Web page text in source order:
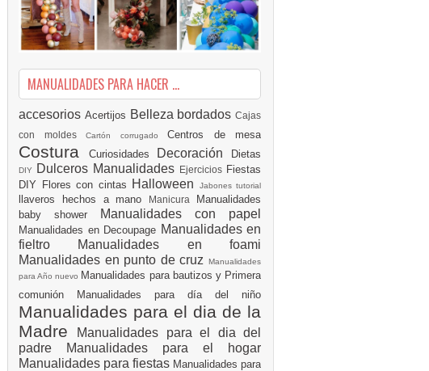
MANUALIDADES PARA HACER ...
accesorios Acertijos Belleza bordados Cajas
con moldes Cartón corrugado Centros de mesa
Costura Curiosidades Decoración Dietas
DIY Dulceros Manualidades Ejercicios Fiestas
DIY Flores con cintas Halloween Jabones tutorial
llaveros hechos a mano Manicura Manualidades
baby shower
Manualidades con papel
Manualidades en Decoupage Manualidades en
fieltro Manualidades en foami
Manualidades en punto de cruz
Manualidades
para Año nuevo Manualidades para bautizos y Primera
comunión Manualidades para día del niño
Manualidades para el dia de la
Madre
Manualidades para el dia del
padre
Manualidades para el hogar
Manualidades para fiestas Manualidades para